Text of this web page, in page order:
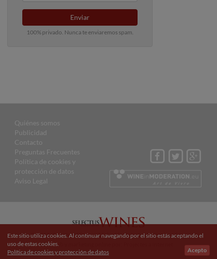
Enviar
100% privado. Nunca te enviaremos spam.
Quiénes somos
Publicidad
Contacto
Preguntas Frecuentes
Política de cookies y
protección de datos
Aviso Legal
© 2015 Selectus Wines published by Selectus Magazines S.L.
Sitio web y marketing online por:
Este sitio utiliza cookies. Al continuar navegando por el sitio estás aceptando el
uso de estas cookies.
Acepto
Política de cookies y protección de datos